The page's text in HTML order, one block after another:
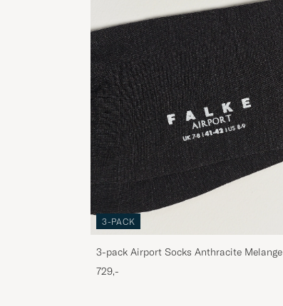
3-PACK
3-pack Airport Socks Anthracite Melange
729,-